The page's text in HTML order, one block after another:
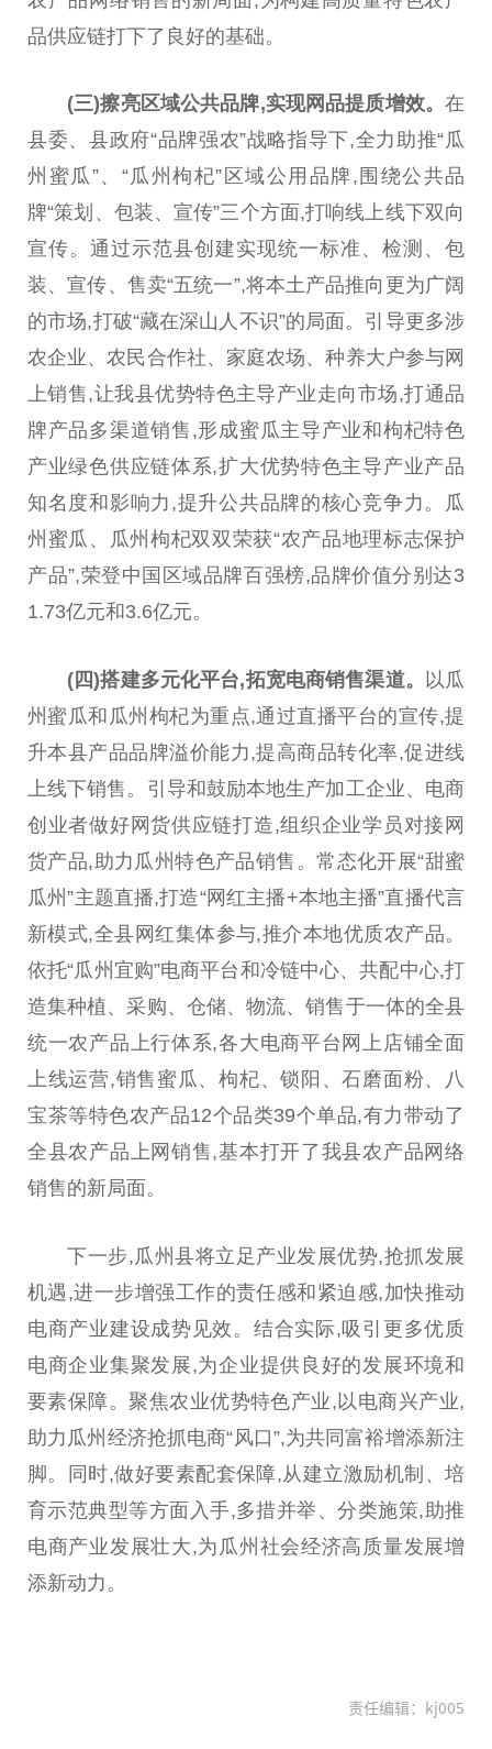
品供应链打下了良好的基础。
(三)擦亮区域公共品牌,实现网品提质增效。 在
县委、县政府“品牌强农”战略指导下,全力助推“瓜
州蜜瓜”、“瓜州枸杞”区域公用品牌,围绕公共品
牌“策划、包装、宣传”三个方面,打响线上线下双向
宣传。通过示范县创建实现统一标准、检测、包
装、宣传、售卖“五统一”,将本土产品推向更为广阔
的市场,打破“藏在深山人不识”的局面。引导更多涉
农企业、农民合作社、家庭农场、种养大户参与网
上销售,让我县优势特色主导产业走向市场,打通品
牌产品多渠道销售,形成蜜瓜主导产业和枸杞特色
产业绿色供应链体系,扩大优势特色主导产业产品
知名度和影响力,提升公共品牌的核心竞争力。瓜
州蜜瓜、瓜州枸杞双双荣获“农产品地理标志保护
产品”,荣登中国区域品牌百强榜,品牌价值分别达3
1.73亿元和3.6亿元。
( 四)搭建多元化平台,拓宽电商销售渠道。
以瓜
州蜜瓜和瓜州枸杞为重点,通过直播平台的宣传,提
升本县产品品牌溢价能力,提高商品转化率,促进线
上线下销售。引导和鼓励本地生产加工企业、电商
创业者做好网货供应链打造,组织企业学员对接网
货产品,助力瓜州特色产品销售。常态化开展“甜蜜
瓜州”主题直播,打造“网红主播+本地主播”直播代言
新模式,全县网红集体参与,推介本地优质农产品。
依托“瓜州宜购”电商平台和冷链中心、共配中心,打
造集种植、采购、仓储、物流、销售于一体的全县
统一农产品上行体系,各大电商平台网上店铺全面
上线运营,销售蜜瓜、枸杞、锁阳、石磨面粉、八
宝茶等特色农产品12个品类39个单品,有力带动了
全县农产品上网销售,基本打开了我县农产品网络
销售的新局面。
下一步,瓜州县将立足产业发展优势,抢抓发展
机遇,进一步增强工作的责任感和紧迫感,加快推动
电商产业建设成势见效。结合实际,吸引更多优质
电商企业集聚发展,为企业提供良好的发展环境和
要素保障。聚焦农业优势特色产业,以电商兴产业,
助力瓜州经济抢抓电商“风口”,为共同富裕增添新注
脚。同时,做好要素配套保障,从建立激励机制、培
育示范典型等方面入手,多措并举、分类施策,助推
电商产业发展壮大,为瓜州社会经济高质量发展增
添新动力。
责任编辑：kj005